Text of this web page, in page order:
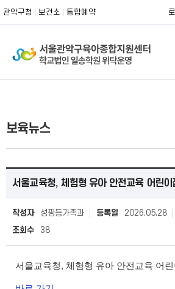
관악구청 보건소 통합예약
보육뉴스
서울교육청, 체험형 유아 안전교육 어린이
작성자 성평등가족과 등록일 2026.05.28
조회수
38
서울교육청, 체험형 유아 안전교육 어